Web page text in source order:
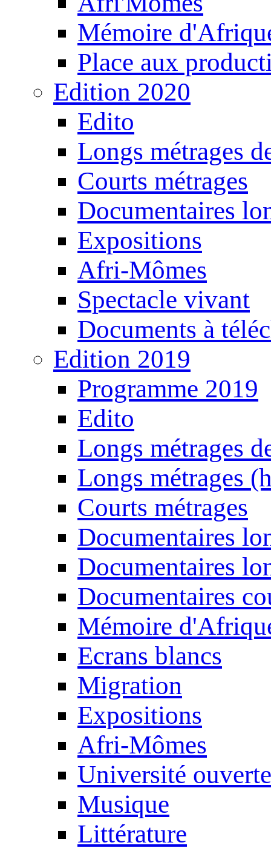
Mémoire
Place aux
Edition 2020
Edito
Longs métrages
Courts métrages
Documentaires
Expositions
Afri-Mômes
Spectacle vivant
Documents à
Edition 2019
Programme 2019
Edito
Longs métrages
Longs métrages
Courts métrages
Documentaires
Documentaires
Documentaires
Mémoire
Ecrans blancs
Migration
Expositions
Afri-Mômes
Université ouverte
Musique
Littérature